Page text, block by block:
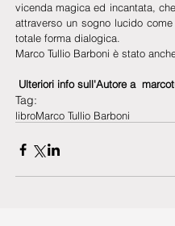
vicenda magica ed incantata,
attraverso un sogno lucido
totale forma dialogica.
Marco Tullio Barboni è stato
Ulteriori info sull'Autore a
Tag:
libroMarco Tullio Barboni